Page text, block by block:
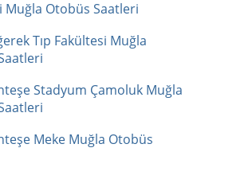
Muğla Otobüs Saatleri
Tıp Fakültesi Muğla
Stadyum Çamoluk Muğla
Meke Muğla Otobüs